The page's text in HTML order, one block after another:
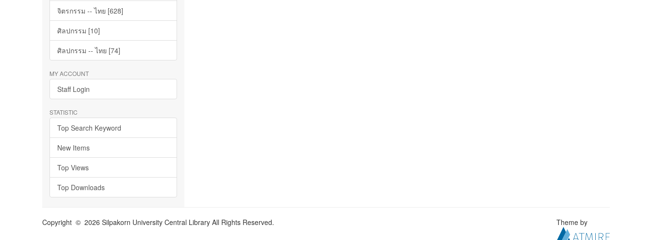
จิตรกรรม -- ไทย [628]
ศิลปกรรม [10]
ศิลปกรรม -- ไทย [74]
MY ACCOUNT
Staff Login
STATISTIC
Top Search Keyword
New Items
Top Views
Top Downloads
Copyright © 2026 Silpakorn University Central Library All Rights Reserved. Theme by